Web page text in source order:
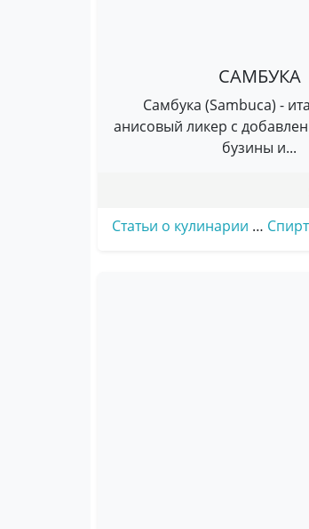
САМБУКА
Самбука (Sambuca) -
анисовый ликер с
бузины и...
Статьи о кулинарии …